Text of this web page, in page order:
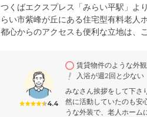
つくばエクスプレス「みらい平駅」よ
らい市紫峰が丘にある住宅型有料老人
都心からのアクセスも便利な立地は、
ご案内まで一貫してサポートしている
と、お過ごしいただけます。
4.4
賃貸物件のような外
入浴が週2回と少ない
みなさん挨拶をして下さ
然に活動していたのも安
うな外装で、老人ホーム